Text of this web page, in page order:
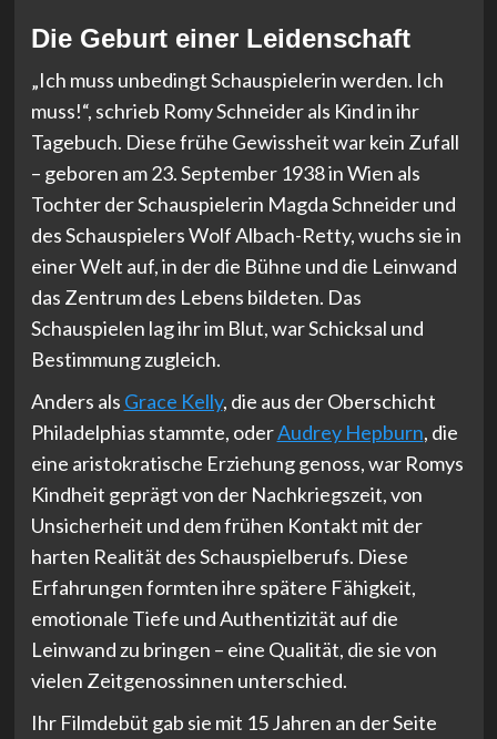
Die Geburt einer Leidenschaft
„Ich muss unbedingt Schauspielerin werden. Ich
muss!“, schrieb Romy Schneider als Kind in ihr
Tagebuch. Diese frühe Gewissheit war kein Zufall
– geboren am 23. September 1938 in Wien als
Tochter der Schauspielerin Magda Schneider und
des Schauspielers Wolf Albach-Retty, wuchs sie in
einer Welt auf, in der die Bühne und die Leinwand
das Zentrum des Lebens bildeten. Das
Schauspielen lag ihr im Blut, war Schicksal und
Bestimmung zugleich.
Anders als Grace Kelly, die aus der Oberschicht
Philadelphias stammte, oderAudrey Hepburn, die
eine aristokratische Erziehung genoss, war Romys
Kindheit geprägt von der Nachkriegszeit, von
Unsicherheit und dem frühen Kontakt mit der
harten Realität des Schauspielberufs. Diese
Erfahrungen formten ihre spätere Fähigkeit,
emotionale Tiefe und Authentizität auf die
Leinwand zu bringen – eine Qualität, die sie von
vielen Zeitgenossinnen unterschied.
Ihr Filmdebüt gab sie mit 15 Jahren an der Seite